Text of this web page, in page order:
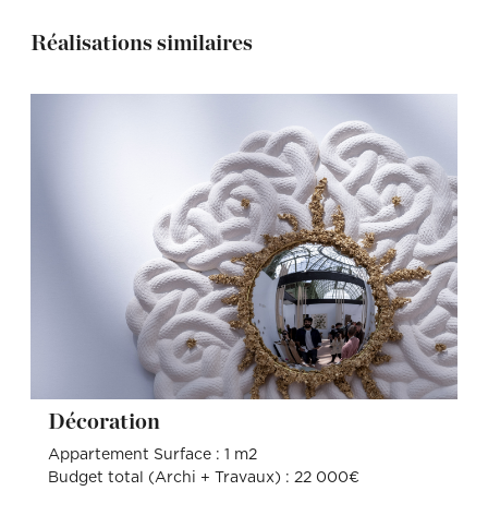
Réalisations similaires
Décoration
Appartement Surface : 1 m2
Budget total (Archi + Travaux) : 22 000€